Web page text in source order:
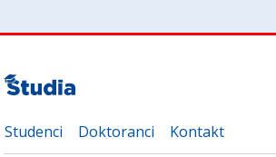
Studenci Doktoranci Kontakt